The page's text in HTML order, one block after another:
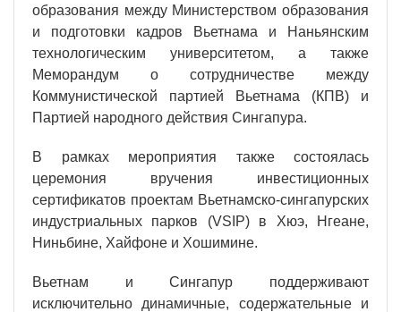
образования между Министерством образования
и подготовки кадров Вьетнама и Наньянским
технологическим университетом, а также
Меморандум о сотрудничестве между
Коммунистической партией Вьетнама (КПВ) и
Партией народного действия Сингапура.
В рамках мероприятия также состоялась
церемония вручения инвестиционных
сертификатов проектам Вьетнамско-сингапурских
индустриальных парков (VSIP) в Хюэ, Нгеане,
Ниньбине, Хайфоне и Хошимине.
Вьетнам и Сингапур поддерживают
исключительно динамичные, содержательные и